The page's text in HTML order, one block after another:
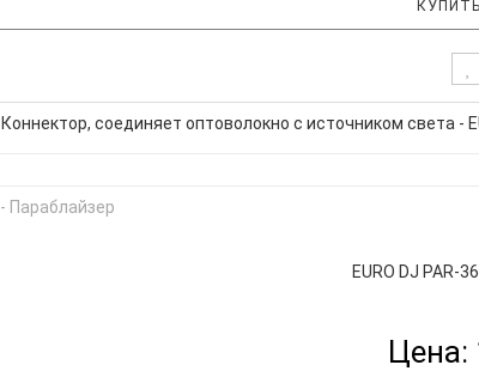
Коннектор, соединяет оптоволокно с источником света -
EURO DJ PAR-
Цена: